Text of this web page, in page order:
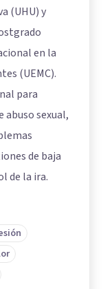
(UHU) y
en la
(UEMC).
para
abuso sexual,
de baja
de la ira.